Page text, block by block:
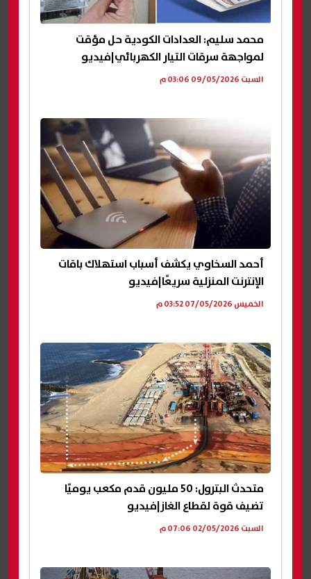
محمد سليم: العدادات الكودية حل مؤقت
لمواجهة سرقات التيار الكهربائي|فيديو
السبت 09/05/2026 03:06 م
أحمد السخاوي يكشف أسباب استهلاك باقات
الإنترنت المنزلية سريعًا|فيديو
الخميس 07/05/2026 03:52 م
متحدث البترول: 50 مليون قدم مكعب يوميًا
تضيف قوة لقطاع الغاز|فيديو
السبت 02/05/2026 07:06 م